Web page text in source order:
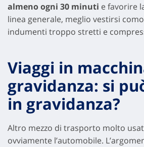
almeno ogni 30 minuti e favorire
linea generale, meglio vestirsi
indumenti troppo stretti e
Viaggi in
gravidanza: si
in gravidanza?
Altro mezzo di trasporto molto
ovviamente l’automobile.